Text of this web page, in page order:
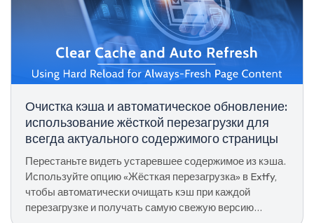
Очистка кэша и автоматическое обновление:
использование жёсткой перезагрузки для
всегда актуального содержимого страницы
Перестаньте видеть устаревшее содержимое из кэша.
Используйте опцию «Жёсткая перезагрузка» в Extfy,
чтобы автоматически очищать кэш при каждой
перезагрузке и получать самую свежую версию